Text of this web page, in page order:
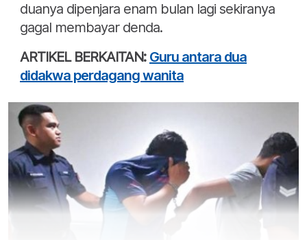
duanya dipenjara enam bulan lagi sekiranya
gagal membayar denda.
ARTIKEL BERKAITAN: Guru antara dua
didakwa perdagang wanita